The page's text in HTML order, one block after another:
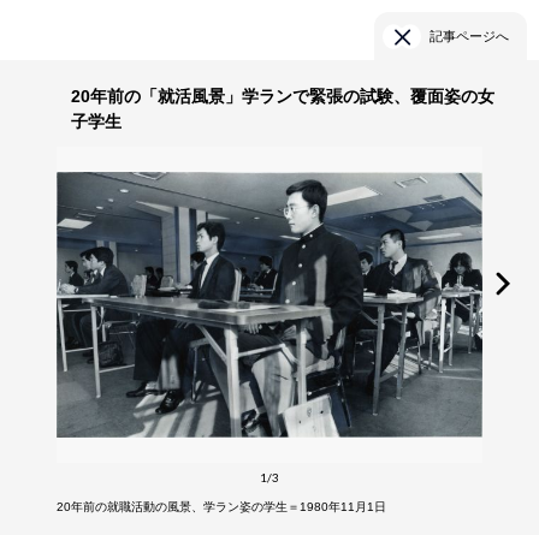
記事ページへ
20年前の「就活風景」学ランで緊張の試験、覆面姿の女
子学生
1/3
20年前の就職活動の風景、学ラン姿の学生＝1980年11月1日